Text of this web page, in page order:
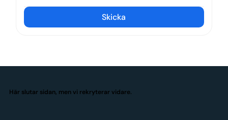
Skicka
Här slutar sidan, men vi rekryterar vidare.